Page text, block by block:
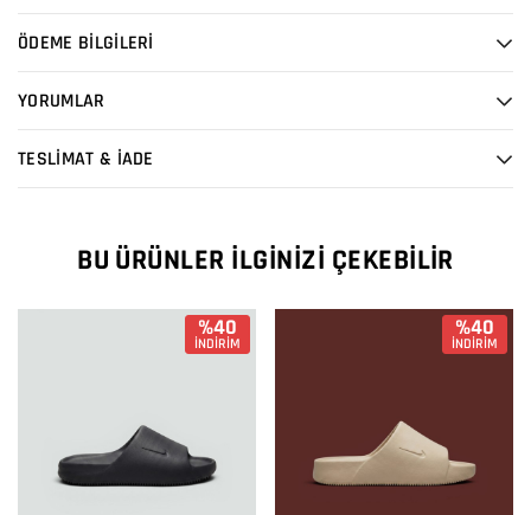
ÖDEME BİLGİLERİ
YORUMLAR
TESLİMAT & İADE
BU ÜRÜNLER İLGINIZI ÇEKEBILIR
%40
İNDİRİM
%40
İNDİRİM